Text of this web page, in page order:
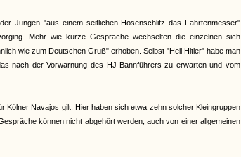
Jungen "aus einem seitlichen Hosenschlitz das Fahrtenmesser"
Mehr wie kurze Gespräche wechselten die einzelnen sich
wie zum Deutschen Gruß" erhoben. Selbst "Heil Hitler" habe man
nach der Vorwarnung des HJ-Bannführers zu erwarten und vom
Navajos gilt. Hier haben sich etwa zehn solcher Kleingruppen
können nicht abgehört werden, auch von einer allgemeinen